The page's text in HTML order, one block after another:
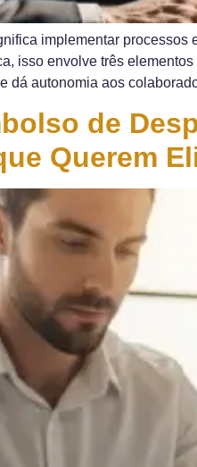
implementar
isso envolve três
dá autonomia aos
de
Querem